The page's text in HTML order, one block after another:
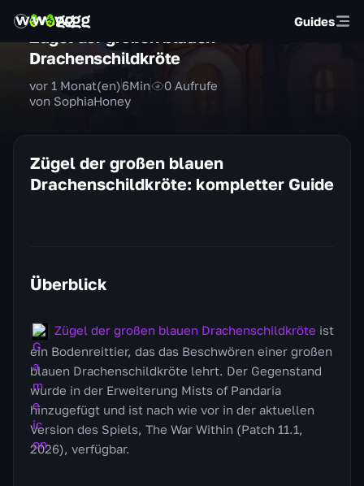
Guides
Drachenschildkröte
von SophiaHoney
vor 1 Monat(en)6Min 0 Aufrufe
Zügel der großen blauen
Drachenschildkröte: kompletter Guide
Überblick
Zügel der großen blauen Drachenschildkröte ist
ein Bodenreittier, das das Beschwören einer großen
blauen Drachenschildkröte lehrt. Der Gegenstand
wurde in der Erweiterung Mists of Pandaria
hinzugefügt und ist nach wie vor in der aktuellen
Version des Spiels, The War Within (Patch 11.1,
2026), verfügbar.